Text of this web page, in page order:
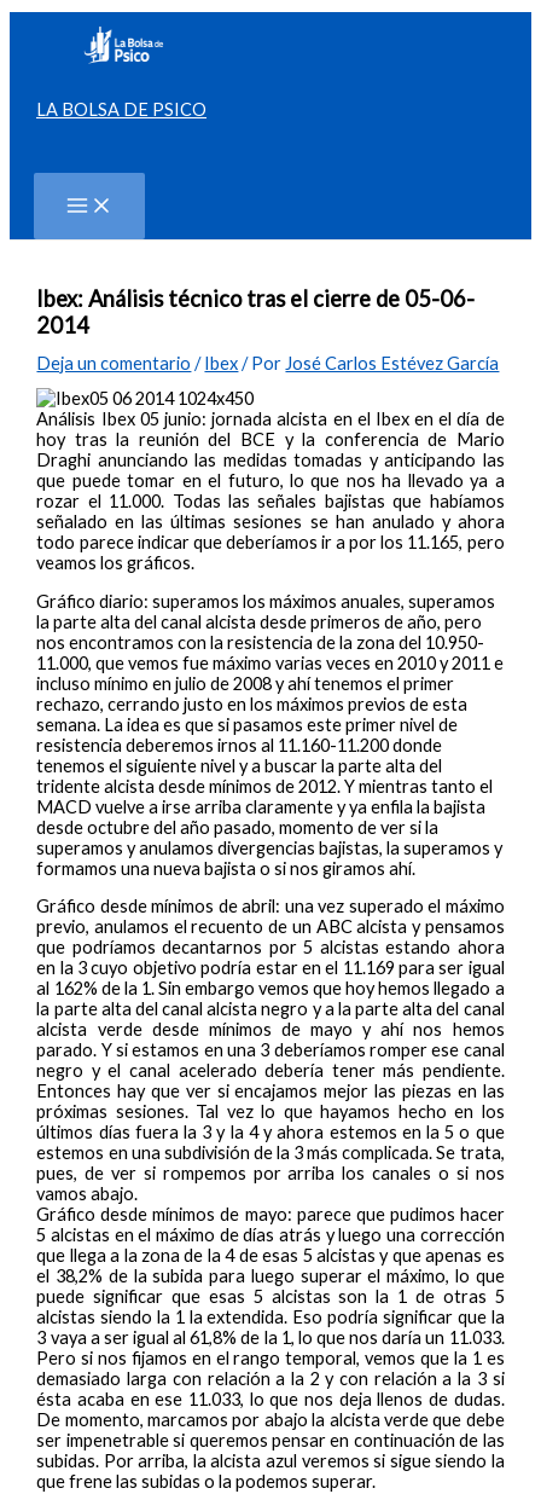
contenido
LA BOLSA DE PSICO
Ibex: Análisis técnico tras el cierre de 05-06-
2014
Deja un comentario /Ibex/ Por José Carlos Estévez García
Análisis Ibex 05 junio: jornada alcista en el Ibex en el día de
hoy tras la reunión del BCE y la conferencia de Mario
Draghi anunciando las medidas tomadas y anticipando las
que puede tomar en el futuro, lo que nos ha llevado ya a
rozar el 11.000. Todas las señales bajistas que habíamos
señalado en las últimas sesiones se han anulado y ahora
todo parece indicar que deberíamos ir a por los 11.165, pero
veamos los gráficos.
Gráfico diario: superamos los máximos anuales, superamos
la parte alta del canal alcista desde primeros de año, pero
nos encontramos con la resistencia de la zona del 10.950-
11.000, que vemos fue máximo varias veces en 2010 y 2011 e
incluso mínimo en julio de 2008 y ahí tenemos el primer
rechazo, cerrando justo en los máximos previos de esta
semana. La idea es que si pasamos este primer nivel de
resistencia deberemos irnos al 11.160-11.200 donde
tenemos el siguiente nivel y a buscar la parte alta del
tridente alcista desde mínimos de 2012. Y mientras tanto el
MACD vuelve a irse arriba claramente y ya enfila la bajista
desde octubre del año pasado, momento de ver si la
superamos y anulamos divergencias bajistas, la superamos y
formamos una nueva bajista o si nos giramos ahí.
Gráfico desde mínimos de abril: una vez superado el máximo
previo, anulamos el recuento de un ABC alcista y pensamos
que podríamos decantarnos por 5 alcistas estando ahora
en la 3 cuyo objetivo podría estar en el 11.169 para ser igual
al 162% de la 1. Sin embargo vemos que hoy hemos llegado a
la parte alta del canal alcista negro y a la parte alta del canal
alcista verde desde mínimos de mayo y ahí nos hemos
parado. Y si estamos en una 3 deberíamos romper ese canal
negro y el canal acelerado debería tener más pendiente.
Entonces hay que ver si encajamos mejor las piezas en las
próximas sesiones. Tal vez lo que hayamos hecho en los
últimos días fuera la 3 y la 4 y ahora estemos en la 5 o que
estemos en una subdivisión de la 3 más complicada. Se trata,
pues, de ver si rompemos por arriba los canales o si nos
vamos abajo.
Gráfico desde mínimos de mayo: parece que pudimos hacer
5 alcistas en el máximo de días atrás y luego una corrección
que llega a la zona de la 4 de esas 5 alcistas y que apenas es
el 38,2% de la subida para luego superar el máximo, lo que
puede significar que esas 5 alcistas son la 1 de otras 5
alcistas siendo la 1 la extendida. Eso podría significar que la
3 vaya a ser igual al 61,8% de la 1, lo que nos daría un 11.033.
Pero si nos fijamos en el rango temporal, vemos que la 1 es
demasiado larga con relación a la 2 y con relación a la 3 si
ésta acaba en ese 11.033, lo que nos deja llenos de dudas.
De momento, marcamos por abajo la alcista verde que debe
ser impenetrable si queremos pensar en continuación de las
subidas. Por arriba, la alcista azul veremos si sigue siendo la
que frene las subidas o la podemos superar.